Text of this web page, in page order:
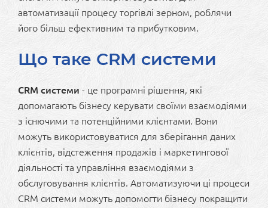
автоматизації процесу торгівлі зерном, роблячи
його більш ефективним та прибутковим.
Що таке CRM системи
CRM системи - це програмні рішення, які
допомагають бізнесу керувати своїми взаємодіями
з існючими та потенційними клієнтами. Вони
можуть використовуватися для зберігання даних
клієнтів, відстеження продажів і маркетингової
діяльності та управління взаємодіями з
обслуговування клієнтів. Автоматизуючи ці процеси
CRM системи можуть допомогти бізнесу покращити